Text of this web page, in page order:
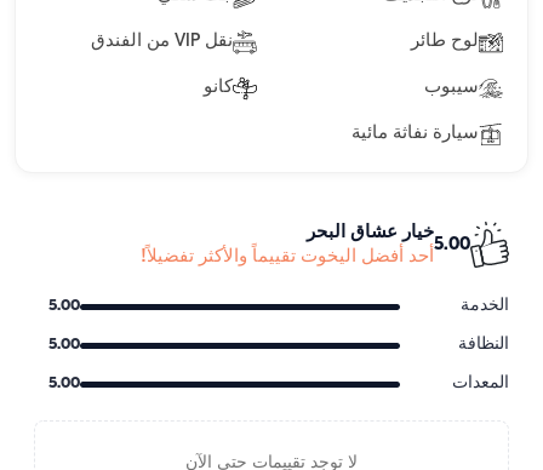
لوح طائر نقل VIP من الفندق
سيبوب كانو
سيارة نفاثة مائية
5.00
خيار عشاق البحر
أحد أفضل اليخوت تقييماً والأكثر تفضيلاً!
الخدمة 5.00
النظافة 5.00
المعدات 5.00
لا توجد تقييمات حتى الآن